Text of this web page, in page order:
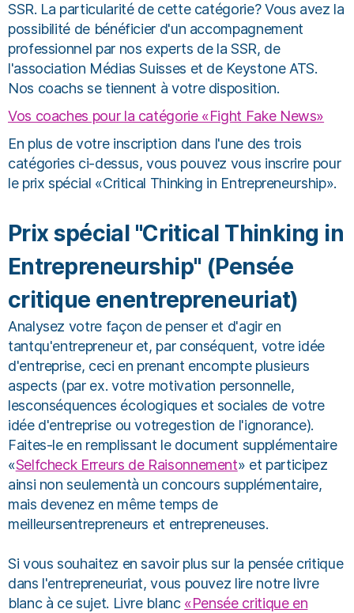
SSR. La particularité de cette catégorie? Vous avez la
possibilité de bénéficier d'un accompagnement
professionnel par nos experts de la SSR, de
l'association Médias Suisses et de Keystone ATS.
Nos coachs se tiennent à votre disposition.
Vos coaches pour la catégorie «Fight Fake News»
En plus de votre inscription dans l'une des trois
catégories ci-dessus, vous pouvez vous inscrire pour
le prix spécial «Critical Thinking in Entrepreneurship».
Prix spécial "Critical Thinking in
Entrepreneurship" (Pensée
critique enentrepreneuriat)
Analysez votre façon de penser et d'agir en
tantqu'entrepreneur et, par conséquent, votre idée
d'entreprise, ceci en prenant encompte plusieurs
aspects (par ex. votre motivation personnelle,
lesconséquences écologiques et sociales de votre
idée d'entreprise ou votregestion de l'ignorance).
Faites-le en remplissant le document supplémentaire
«Selfcheck Erreurs de Raisonnement» et participez
ainsi non seulementà un concours supplémentaire,
mais devenez en même temps de
meilleursentrepreneurs et entrepreneuses.
Si vous souhaitez en savoir plus sur la pensée critique
dans l'entrepreneuriat, vous pouvez lire notre livre
blanc à ce sujet. Livre blanc «Pensée critique en